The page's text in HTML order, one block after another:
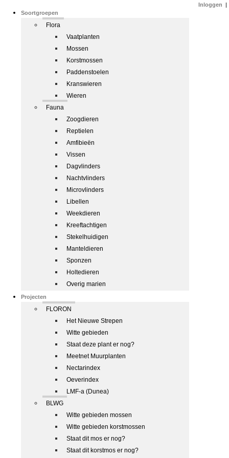
Soortgroepen
Flora
Vaatplanten
Mossen
Korstmossen
Paddenstoelen
Kranswieren
Wieren
Fauna
Zoogdieren
Reptielen
Amfibieën
Vissen
Dagvlinders
Nachtvlinders
Microvlinders
Libellen
Weekdieren
Kreeftachtigen
Stekelhuidigen
Manteldieren
Sponzen
Holtedieren
Overig marien
Projecten
FLORON
Het Nieuwe Strepen
Witte gebieden
Staat deze plant er nog?
Meetnet Muurplanten
Nectarindex
Oeverindex
LMF-a (Dunea)
BLWG
Witte gebieden mossen
Witte gebieden korstmossen
Staat dit mos er nog?
Staat dit korstmos er nog?
Inloggen |